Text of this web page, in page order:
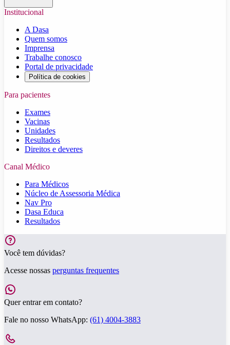
Institucional
A Dasa
Quem somos
Imprensa
Trabalhe conosco
Portal de privacidade
Política de cookies
Para pacientes
Exames
Vacinas
Unidades
Resultados
Direitos e deveres
Canal Médico
Para Médicos
Núcleo de Assessoria Médica
Nav Pro
Dasa Educa
Resultados
Você tem dúvidas?
Acesse nossas perguntas frequentes
Quer entrar em contato?
Fale no nosso WhatsApp: (61) 4004-3883